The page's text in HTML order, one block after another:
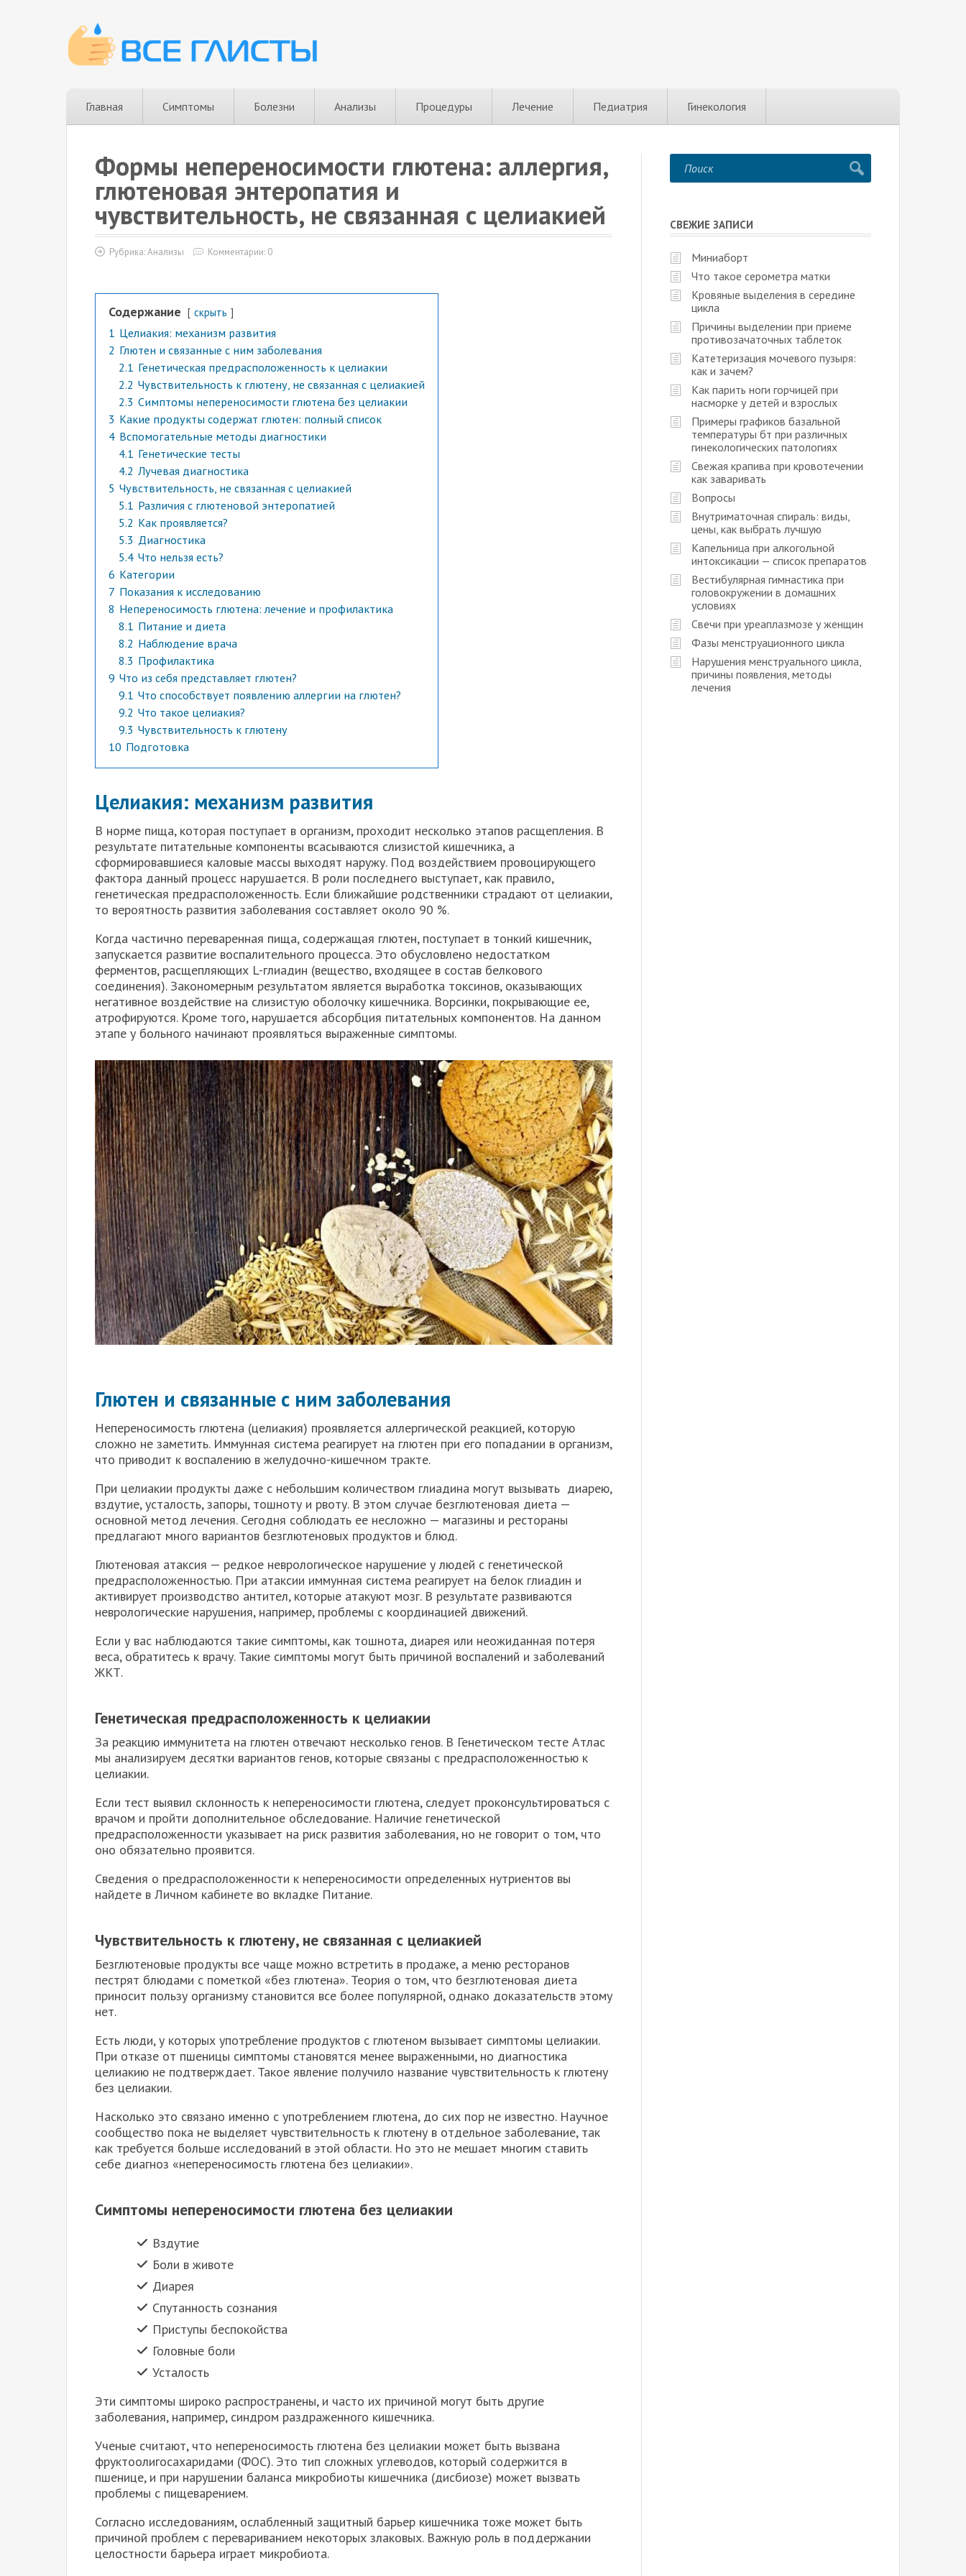
Главная Симптомы Болезни Анализы Процедуры Лечение Педиатрия Гинекология
Формы непереносимости глютена: аллергия,
глютеновая энтеропатия и
чувствительность, не связанная с целиакией
Рубрика:Анализы Комментарии: 0
Содержание скрыть
1 Целиакия: механизм развития
2 Глютен и связанные с ним заболевания
2.1 Генетическая предрасположенность к целиакии
2.2 Чувствительность к глютену, не связанная с целиакией
2.3 Симптомы непереносимости глютена без целиакии
3 Какие продукты содержат глютен: полный список
4 Вспомогательные методы диагностики
4.1 Генетические тесты
4.2 Лучевая диагностика
5 Чувствительность, не связанная с целиакией
5.1 Различия с глютеновой энтеропатией
5.2 Как проявляется?
5.3 Диагностика
5.4 Что нельзя есть?
6 Категории
7 Показания к исследованию
8 Непереносимость глютена: лечение и профилактика
8.1 Питание и диета
8.2 Наблюдение врача
8.3 Профилактика
9 Что из себя представляет глютен?
9.1 Что способствует появлению аллергии на глютен?
9.2 Что такое целиакия?
9.3 Чувствительность к глютену
10 Подготовка
Целиакия: механизм развития
В норме пища, которая поступает в организм, проходит несколько этапов расщепления. В
результате питательные компоненты всасываются слизистой кишечника, а
сформировавшиеся каловые массы выходят наружу. Под воздействием провоцирующего
фактора данный процесс нарушается. В роли последнего выступает, как правило,
генетическая предрасположенность. Если ближайшие родственники страдают от целиакии,
то вероятность развития заболевания составляет около 90 %.
Когда частично переваренная пища, содержащая глютен, поступает в тонкий кишечник,
запускается развитие воспалительного процесса. Это обусловлено недостатком
ферментов, расщепляющих L-глиадин (вещество, входящее в состав белкового
соединения). Закономерным результатом является выработка токсинов, оказывающих
негативное воздействие на слизистую оболочку кишечника. Ворсинки, покрывающие ее,
атрофируются. Кроме того, нарушается абсорбция питательных компонентов. На данном
этапе у больного начинают проявляться выраженные симптомы.
Глютен и связанные с ним заболевания
Непереносимость глютена (целиакия) проявляется аллергической реакцией, которую
сложно не заметить. Иммунная система реагирует на глютен при его попадании в организм,
что приводит к воспалению в желудочно-кишечном тракте.
При целиакии продукты даже с небольшим количеством глиадина могут вызывать диарею,
вздутие, усталость, запоры, тошноту и рвоту. В этом случае безглютеновая диета —
основной метод лечения. Сегодня соблюдать ее несложно — магазины и рестораны
предлагают много вариантов безглютеновых продуктов и блюд.
Глютеновая атаксия — редкое неврологическое нарушение у людей с генетической
предрасположенностью. При атаксии иммунная система реагирует на белок глиадин и
активирует производство антител, которые атакуют мозг. В результате развиваются
неврологические нарушения, например, проблемы с координацией движений.
Если у вас наблюдаются такие симптомы, как тошнота, диарея или неожиданная потеря
веса, обратитесь к врачу. Такие симптомы могут быть причиной воспалений и заболеваний
ЖКТ.
Генетическая предрасположенность к целиакии
За реакцию иммунитета на глютен отвечают несколько генов. В Генетическом тесте Атлас
мы анализируем десятки вариантов генов, которые связаны с предрасположенностью к
целиакии.
Если тест выявил склонность к непереносимости глютена, следует проконсультироваться с
врачом и пройти дополнительное обследование. Наличие генетической
предрасположенности указывает на риск развития заболевания, но не говорит о том, что
оно обязательно проявится.
Сведения о предрасположенности к непереносимости определенных нутриентов вы
найдете в Личном кабинете во вкладке Питание.
Чувствительность к глютену, не связанная с целиакией
Безглютеновые продукты все чаще можно встретить в продаже, а меню ресторанов
пестрят блюдами с пометкой «без глютена». Теория о том, что безглютеновая диета
приносит пользу организму становится все более популярной, однако доказательств этому
нет.
Есть люди, у которых употребление продуктов с глютеном вызывает симптомы целиакии.
При отказе от пшеницы симптомы становятся менее выраженными, но диагностика
целиакию не подтверждает. Такое явление получило название чувствительность к глютену
без целиакии.
Насколько это связано именно с употреблением глютена, до сих пор не известно. Научное
сообщество пока не выделяет чувствительность к глютену в отдельное заболевание, так
как требуется больше исследований в этой области. Но это не мешает многим ставить
себе диагноз «непереносимость глютена без целиакии».
Симптомы непереносимости глютена без целиакии
Вздутие
Боли в животе
Диарея
Спутанность сознания
Приступы беспокойства
Головные боли
Усталость
Эти симптомы широко распространены, и часто их причиной могут быть другие
заболевания, например, синдром раздраженного кишечника.
Ученые считают, что непереносимость глютена без целиакии может быть вызвана
фруктоолигосахаридами (ФОС). Это тип сложных углеводов, который содержится в
пшенице, и при нарушении баланса микробиоты кишечника (дисбиозе) может вызвать
проблемы с пищеварением.
Согласно исследованиям, ослабленный защитный барьер кишечника тоже может быть
причиной проблем с перевариванием некоторых злаковых. Важную роль в поддержании
целостности барьера играет микробиота.
СВЕЖИЕ ЗАПИСИ
Миниаборт
Что такое серометра матки
Кровяные выделения в середине
цикла
Причины выделении при приеме
противозачаточных таблеток
Катетеризация мочевого пузыря:
как и зачем?
Как парить ноги горчицей при
насморке у детей и взрослых
Примеры графиков базальной
температуры бт при различных
гинекологических патологиях
Свежая крапива при кровотечении
как заваривать
Вопросы
Внутриматочная спираль: виды,
цены, как выбрать лучшую
Капельница при алкогольной
интоксикации — список препаратов
Вестибулярная гимнастика при
головокружении в домашних
условиях
Свечи при уреаплазмозе у женщин
Фазы менструационного цикла
Нарушения менструального цикла,
причины появления, методы
лечения